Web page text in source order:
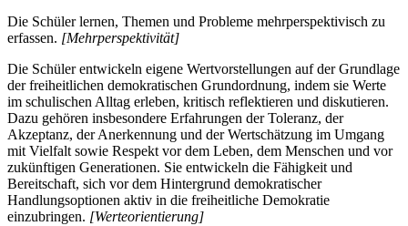
Die Schüler lernen, Themen und Probleme mehrperspektivisch zu
erfassen. [Mehrperspektivität]
Die Schüler entwickeln eigene Wertvorstellungen auf der Grundlage
der freiheitlichen demokratischen Grundordnung, indem sie Werte
im schulischen Alltag erleben, kritisch reflektieren und diskutieren.
Dazu gehören insbesondere Erfahrungen der Toleranz, der
Akzeptanz, der Anerkennung und der Wertschätzung im Umgang
mit Vielfalt sowie Respekt vor dem Leben, dem Menschen und vor
zukünftigen Generationen. Sie entwickeln die Fähigkeit und
Bereitschaft, sich vor dem Hintergrund demokratischer
Handlungsoptionen aktiv in die freiheitliche Demokratie
einzubringen. [Werteorientierung]